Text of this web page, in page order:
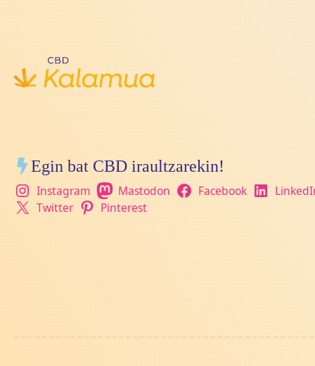
Egin bat CBD iraultzarekin!
Instagram Mastodon Facebook
Twitter
Pinterest